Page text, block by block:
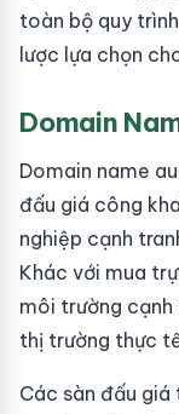
toàn bộ quy
lược lựa chọn
Domain
Domain name
đấu giá công
nghiệp cạnh
Khác với mua
môi trường cạnh
thị trường thực
Các sàn đấu